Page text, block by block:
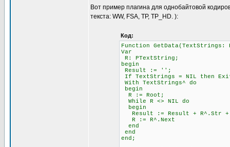
Вот пример плагина для однобайтовой
текста: WW, FSA, TP, TP_HD. ):
Код:
Function
Var
R: PTextString;
begin
Result := '';
If TextStrings = NIL then
With TextStrings^ do
begin
R := Root;
While R <> NIL do
begin
Result := Result + R^.Str +
R := R^.Next
end
end
end;